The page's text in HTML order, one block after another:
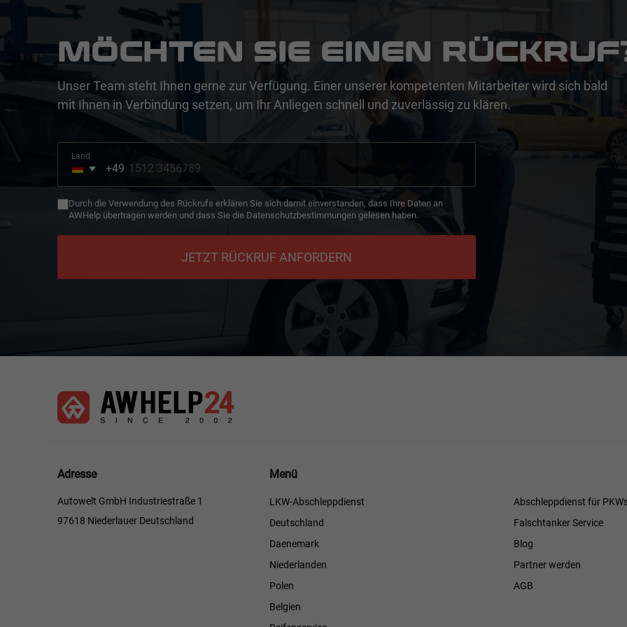
MÖCHTEN SIE EINEN
Unser Team steht Ihnen gerne zur Verfügung. Einer unserer kompetenten Mitarbeiter wird sich bald
mit Ihnen in Verbindung setzen, um Ihr Anliegen schnell und zuverlässig zu klären.
Land
Germany
+49
+49
Durch die Verwendung des Rückrufs erklären Sie sich damit einverstanden, dass Ihre Daten an
AWHelp übertragen werden und dass Sie die Datenschutzbestimmungen gelesen haben.
JETZT RÜCKRUF ANFORDERN
Adresse
Autowelt GmbH Industriestraße 1
97618 Niederlauer Deutschland
Menü
Menü
LKW-Abschleppdienst
Deutschland
Daenemark
Niederlanden
Polen
Belgien
Abschleppdienst für
Falschtanker Service
Blog
Partner werden
AGB